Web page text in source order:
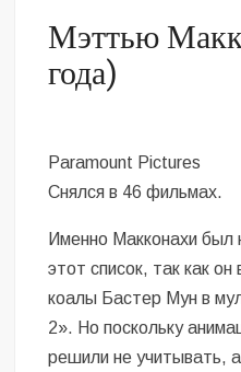
Мэттью
года)
Paramount Pictures
Снялся в 46 фильмах.
Именно Макконахи был
этот список, так как он
коалы Бастер Мун в
2». Но поскольку
решили не учитывать,